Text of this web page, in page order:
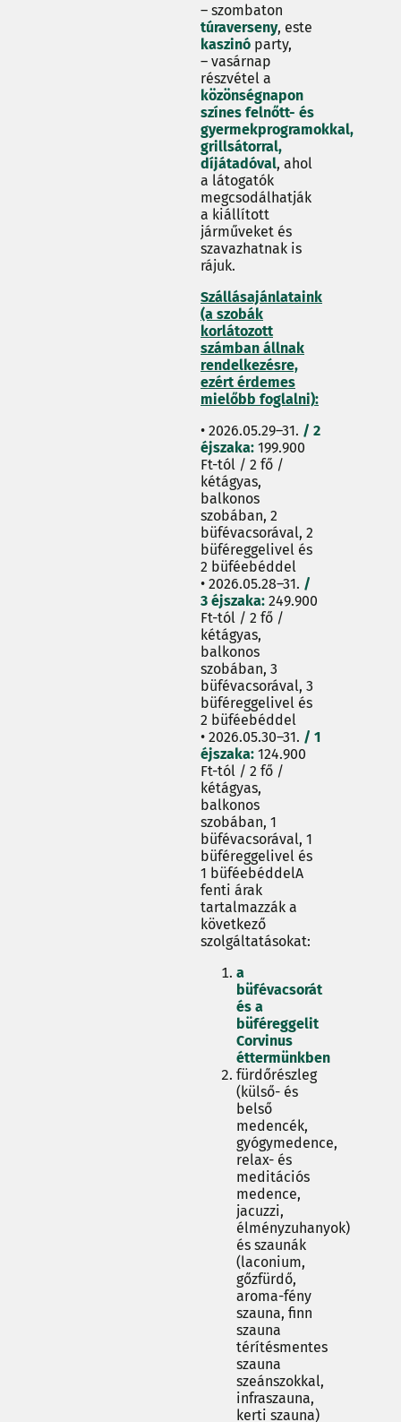
– szombaton
túraverseny, este
kaszinó party,
– vasárnap
részvétel a
közönségnapon
színes felnőtt- és
gyermekprogramokkal,
grillsátorral,
díjátadóval, ahol
a látogatók
megcsodálhatják
a kiállított
járműveket és
szavazhatnak is
rájuk.
Szállásajánlataink
(a szobák
korlátozott
számban állnak
rendelkezésre,
ezért érdemes
mielőbb foglalni):
• 2026.05.29–31. / 2
éjszaka: 199.900
Ft-tól / 2 fő /
kétágyas,
balkonos
szobában, 2
büfévacsorával, 2
büféreggelivel és
2 büféebéddel
• 2026.05.28–31. /
3 éjszaka: 249.900
Ft-tól / 2 fő /
kétágyas,
balkonos
szobában, 3
büfévacsorával, 3
büféreggelivel és
2 büféebéddel
• 2026.05.30–31. / 1
éjszaka: 124.900
Ft-tól / 2 fő /
kétágyas,
balkonos
szobában, 1
büfévacsorával, 1
büféreggelivel és
1 büféebéddelA
fenti árak
tartalmazzák a
következő
szolgáltatásokat:
a
büfévacsorát
és a
büféreggelit
Corvinus
éttermünkben
fürdőrészleg
(külső- és
belső
medencék,
gyógymedence,
relax- és
meditációs
medence,
jacuzzi,
élményzuhanyok)
és szaunák
(laconium,
gőzfürdő,
aroma-fény
szauna, finn
szauna
térítésmentes
szauna
szeánszokkal,
infraszauna,
kerti szauna)